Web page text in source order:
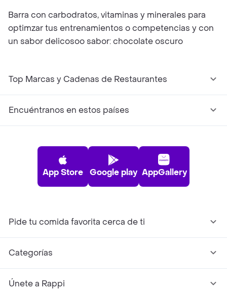
Barra con carbodratos, vitaminas y minerales para
optimzar tus entrenamientos o competencias y con
un sabor delicosoo sabor: chocolate oscuro
Top Marcas y Cadenas de Restaurantes
Encuéntranos en estos países
App Store Google play AppGallery
Pide tu comida favorita cerca de ti
Categorías
Únete a Rappi